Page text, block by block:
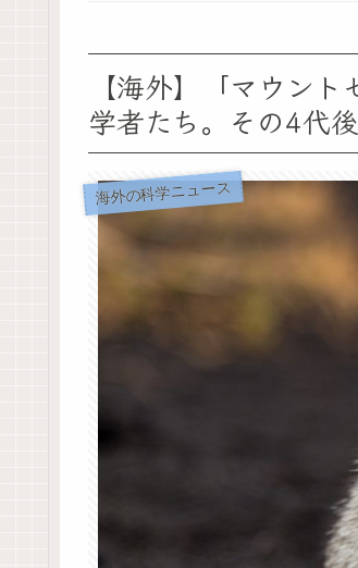
【海外】「マウン
学者たち。その4代
海外の科学ニュース